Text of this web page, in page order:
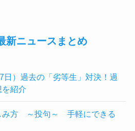
新ニュースまとめ
日）過去の「劣等生」対決！過
紹介
み方 ～投句～ 手軽にできる